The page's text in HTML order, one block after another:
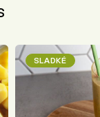
SLADKÉ